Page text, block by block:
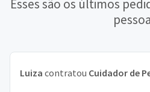
Esses são os últimos
Luiza contratou Cuidador de